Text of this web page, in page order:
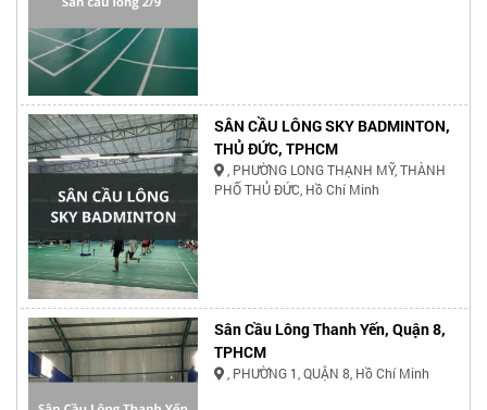
SÂN CẦU LÔNG SKY BADMINTON,
THỦ ĐỨC, TPHCM
, PHƯỜNG LONG THẠNH MỸ, THÀNH
PHỐ THỦ ĐỨC, Hồ Chí Minh
Sân Cầu Lông Thanh Yến, Quận 8,
TPHCM
, PHƯỜNG 1, QUẬN 8, Hồ Chí Minh